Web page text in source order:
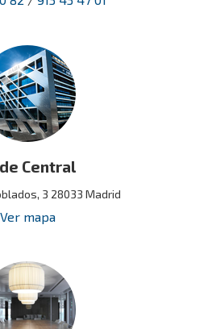
Central
3 28033 Madrid
Ver mapa